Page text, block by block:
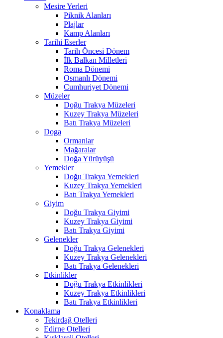
Mesire Yerleri
Piknik Alanları
Plajlar
Kamp Alanları
Tarihi Eserler
Tarih Öncesi Dönem
İlk Balkan Milletleri
Roma Dönemi
Osmanlı Dönemi
Cumhuriyet Dönemi
Müzeler
Doğu Trakya Müzeleri
Kuzey Trakya Müzeleri
Batı Trakya Müzeleri
Doga
Ormanlar
Mağaralar
Doğa Yürüyüşü
Yemekler
Doğu Trakya Yemekleri
Kuzey Trakya Yemekleri
Batı Trakya Yemekleri
Giyim
Doğu Trakya Giyimi
Kuzey Trakya Giyimi
Batı Trakya Giyimi
Gelenekler
Doğu Trakya Gelenekleri
Kuzey Trakya Gelenekleri
Batı Trakya Gelenekleri
Etkinlikler
Doğu Trakya Etkinlikleri
Kuzey Trakya Etkinlikleri
Batı Trakya Etkinlikleri
Konaklama
Tekirdağ Otelleri
Edirne Otelleri